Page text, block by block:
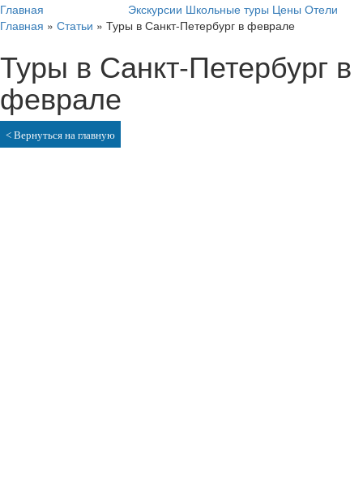
Главная Экскурсии Школьные туры Цены Отели
Главная » Статьи » Туры в Санкт-Петербург в феврале
Туры в Санкт-Петербург в
феврале
< Вернуться на главную